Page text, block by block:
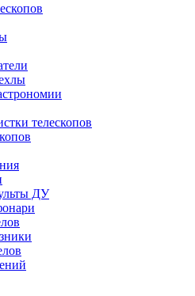
телескопов
ДУ